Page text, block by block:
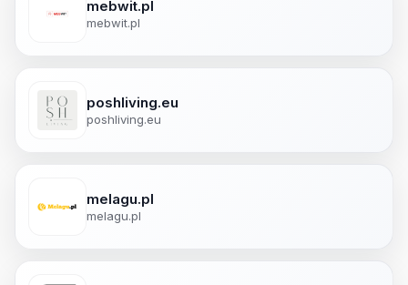
mebwit.pl
mebwit.pl
poshliving.eu
poshliving.eu
melagu.pl
melagu.pl